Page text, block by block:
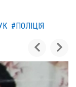
#ПОЛІЦІЯ